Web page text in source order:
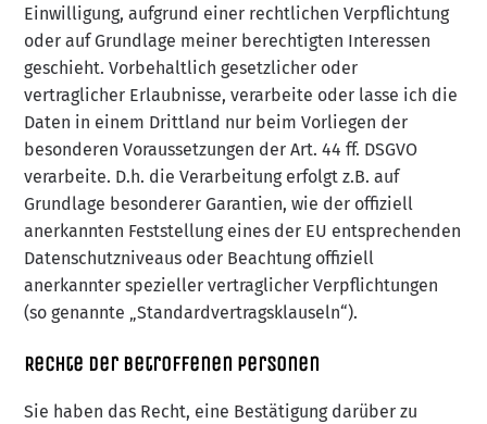
Einwilligung, aufgrund einer rechtlichen Verpflichtung
oder auf Grundlage meiner berechtigten Interessen
geschieht. Vorbehaltlich gesetzlicher oder
vertraglicher Erlaubnisse, verarbeite oder lasse ich die
Daten in einem Drittland nur beim Vorliegen der
besonderen Voraussetzungen der Art. 44 ff. DSGVO
verarbeite. D.h. die Verarbeitung erfolgt z.B. auf
Grundlage besonderer Garantien, wie der offiziell
anerkannten Feststellung eines der EU entsprechenden
Datenschutzniveaus oder Beachtung offiziell
anerkannter spezieller vertraglicher Verpflichtungen
(so genannte „Standardvertragsklauseln“).
Rechte der betroffenen Personen
Sie haben das Recht, eine Bestätigung darüber zu